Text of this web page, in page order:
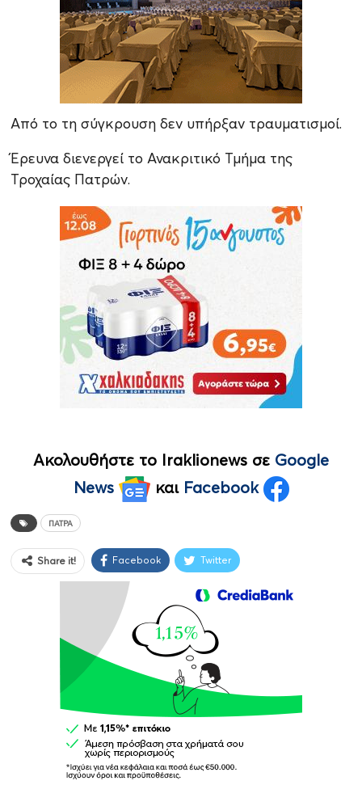
Από το τη σύγκρουση δεν υπήρξαν τραυματισμοί.
Έρευνα διενεργεί το Ανακριτικό Τμήμα της
Τροχαίας Πατρών.
Ακολουθήστε το Iraklionews σε Google
News
και Facebook
ΠΆΤΡΑ
Share it! Facebook Twitter